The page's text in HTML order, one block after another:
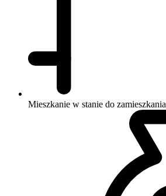
Mieszkanie w stanie do zamieszkania